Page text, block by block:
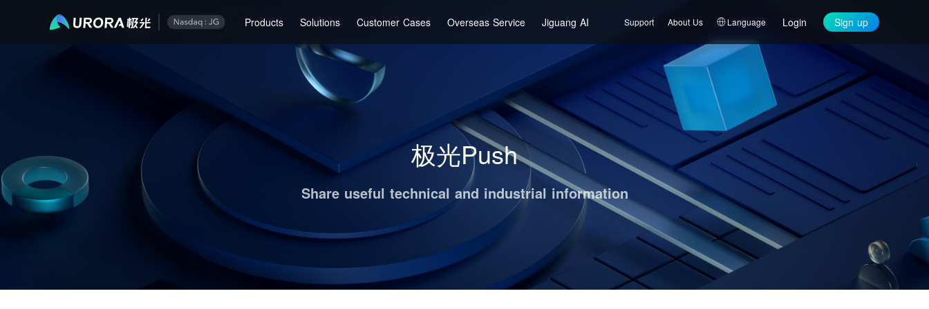
Products Solutions Customer Cases Overseas Service Jiguang AI Support About Us Language Login Sign up
极光Push
Share useful technical and industrial information